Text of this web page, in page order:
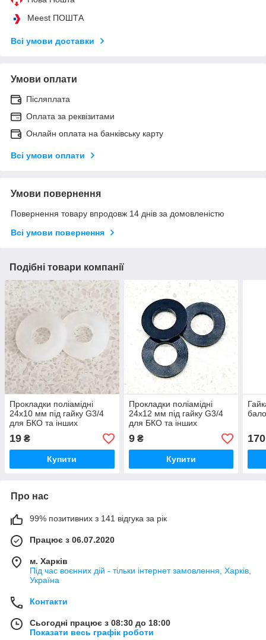
Meest ПОШТА
Всі умови доставки
Умови оплати
Післяплата
Оплата за реквізитами
Онлайн оплата на банківську карту
Всі умови оплати
Умови повернення
Повернення товару впродовж 14 днів за домовленістю
Всі умови повернення
Подібні товари компанії
Прокладки поліамідні
24х10 мм під гайку G3/4
для БКО та інших
редукторів
19 ₴
Купити
Прокладки поліамідні
24х12 мм під гайку G3/4
для БКО та інших
редукторів (чорні)
9₴
Купити
Про нас
99% позитивних з 141 відгука за рік
Працює з 06.07.2020
м. Харків
Під час воєнних дій - тільки інтернет замовлення, Харків,
Україна
Контакти
Сьогодні працює з 08:30 до 18:00
Показати весь графік роботи